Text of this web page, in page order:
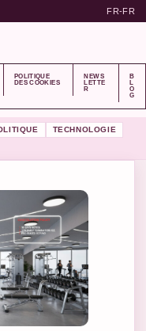
FR-FR
POLITIQUE
DES COOKIES
NEWS
LETTE
R
B
L
O
G
TECHNOLOGIE